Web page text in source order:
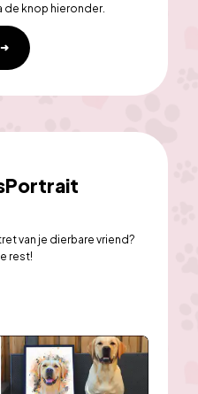
de knop hieronder.
van je dierbare vriend?
rest!